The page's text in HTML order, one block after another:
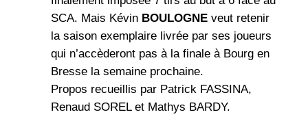
SCA. Mais Kévin BOULOGNE veut retenir
la saison exemplaire livrée par ses joueurs
qui n’accèderont pas à la finale à Bourg en
Bresse la semaine prochaine.
Propos recueillis par Patrick FASSINA,
Renaud SOREL et Mathys BARDY.